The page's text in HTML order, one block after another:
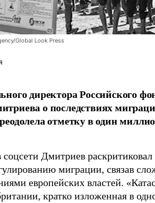
Global Look Press
директора Российского
о последствиях
отметку в один
Дмитриев
миграции, связав
европейских властей.
кратко изложенная в